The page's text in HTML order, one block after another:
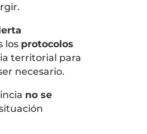
los protocolos
territorial para
necesario.
no se